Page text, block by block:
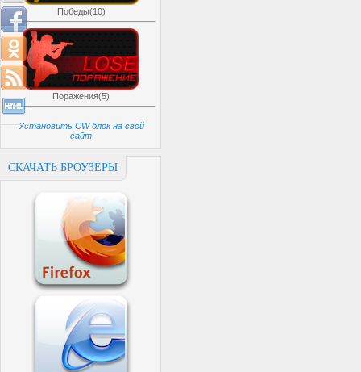
Победы(10)
Поражения(5)
Установить CW блок на свой
сайт
СКАЧАТЬ БРОУЗЕРЫ